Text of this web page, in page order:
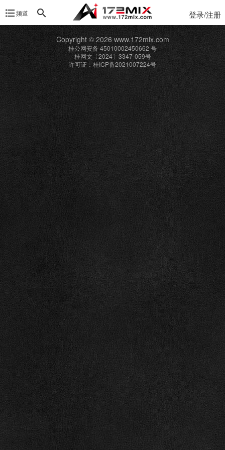
频道 登录/注册
Copyright © 2026 www.172mix.com
桂公网安备 45010002450662 号
桂网文〔2024〕3347-059号
许可证：桂ICP备2021007224号